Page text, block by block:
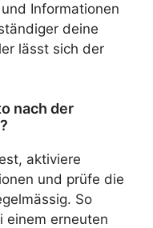
Informationen
deine
lässt sich der
nach der
aktiviere
und prüfe die
So
einem erneuten